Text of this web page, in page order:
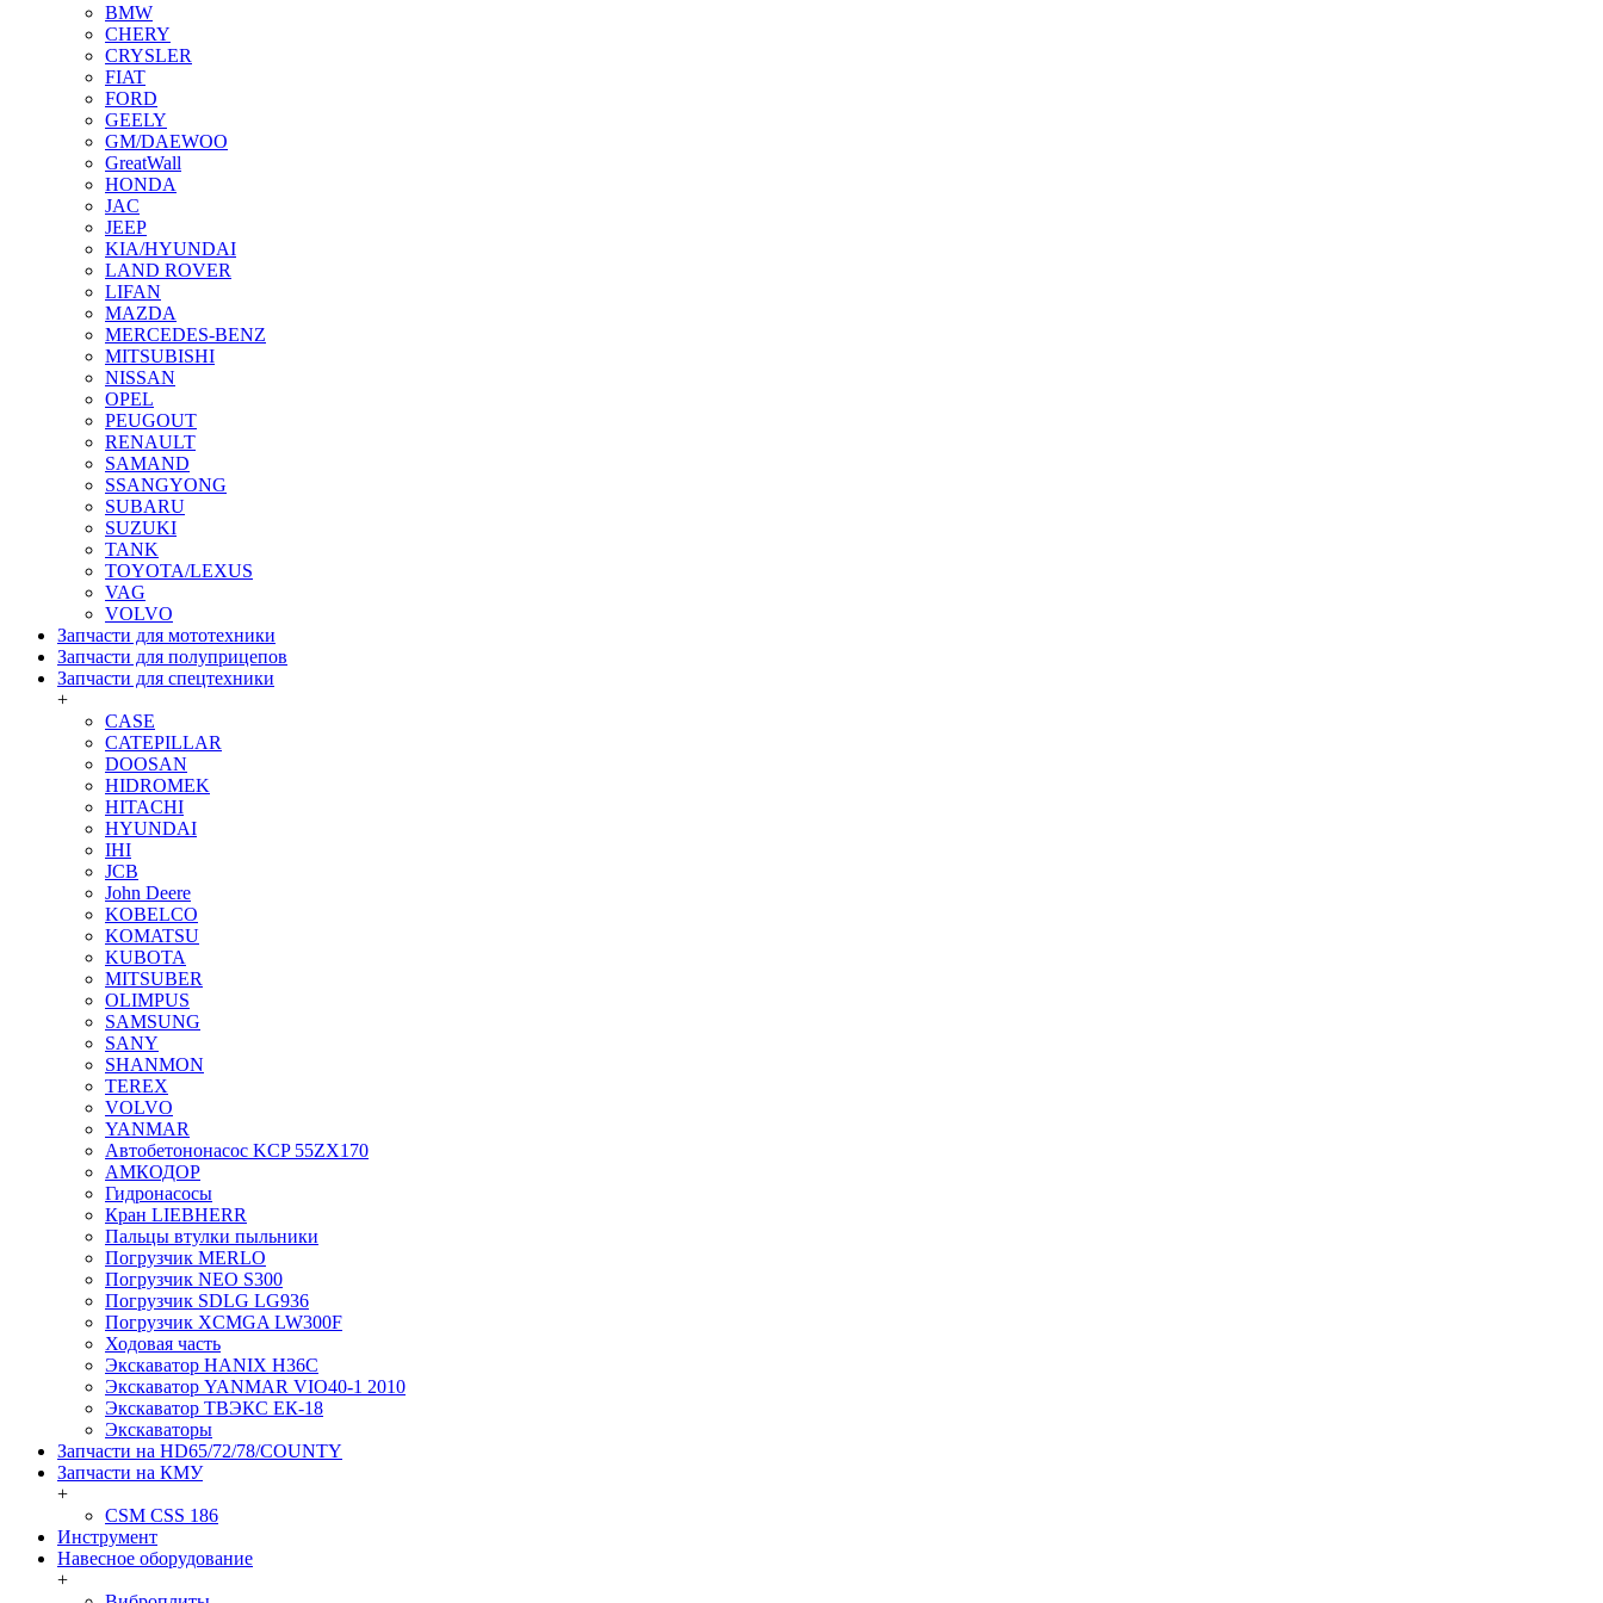
BMW
CHERY
CRYSLER
FIAT
FORD
GEELY
GM/DAEWOO
GreatWall
HONDA
JAC
JEEP
KIA/HYUNDAI
LAND ROVER
LIFAN
MAZDA
MERCEDES-BENZ
MITSUBISHI
NISSAN
OPEL
PEUGOUT
RENAULT
SAMAND
SSANGYONG
SUBARU
SUZUKI
TANK
TOYOTA/LEXUS
VAG
VOLVO
Запчасти для мототехники
Запчасти для полуприцепов
Запчасти для спецтехники
+
CASE
CATEPILLAR
DOOSAN
HIDROMEK
HITACHI
HYUNDAI
IHI
JCB
John Deere
KOBELCO
KOMATSU
KUBOTA
MITSUBER
OLIMPUS
SAMSUNG
SANY
SHANMON
TEREX
VOLVO
YANMAR
Автобетононасос KCP 55ZX170
АМКОДОР
Гидронасосы
Кран LIEBHERR
Пальцы втулки пыльники
Погрузчик MERLO
Погрузчик NEO S300
Погрузчик SDLG LG936
Погрузчик XCMGA LW300F
Ходовая часть
Экскаватор HANIX H36C
Экскаватор YANMAR VIO40-1 2010
Экскаватор ТВЭКС ЕК-18
Экскаваторы
Запчасти на HD65/72/78/COUNTY
Запчасти на КМУ
+
CSM CSS 186
Инструмент
Навесное оборудование
+